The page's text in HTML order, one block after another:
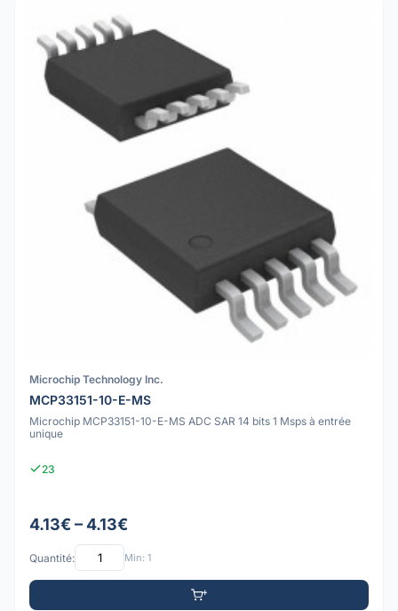
Microchip Technology Inc.
MCP33151-10-E-MS
Microchip MCP33151-10-E-MS ADC SAR 14 bits 1 Msps à entrée
unique
23
4.13€ – 4.13€
Quantité: Min: 1